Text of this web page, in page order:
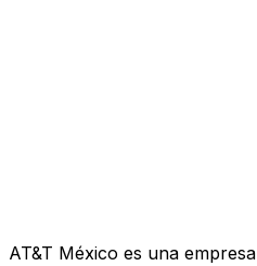
AT&T México es una